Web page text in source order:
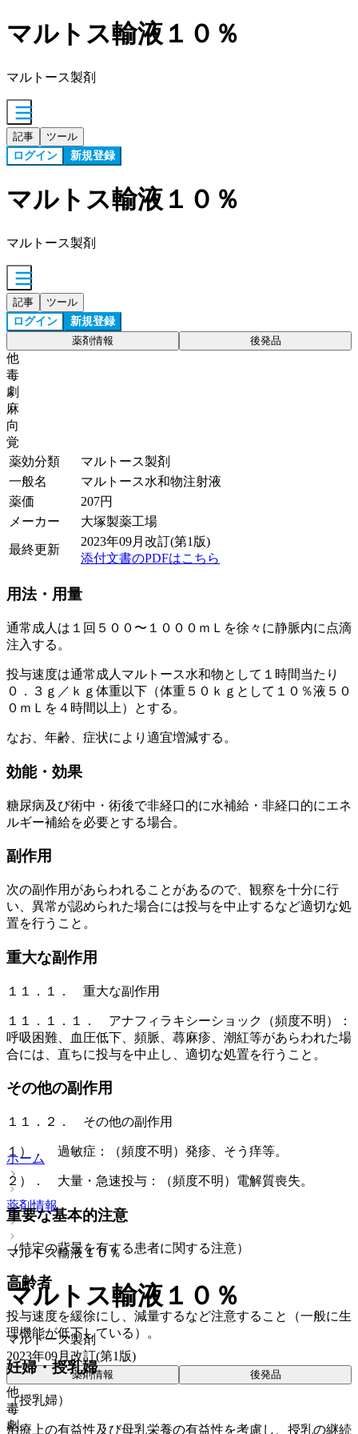
マルトス輸液１０％
マルトース製剤
記事 ツール
ログイン 新規登録
マルトス輸液１０％
マルトース製剤
記事 ツール
ログイン 新規登録
薬剤情報 後発品
他
毒
劇
麻
向
覚
薬効分類
マルトース製剤
一般名
マルトース水和物注射液
薬価
207円
メーカー
大塚製薬工場
最終更新
2023年09月改訂(第1版)
添付文書のPDFはこちら
用法・用量
通常成人は１回５００〜１０００ｍＬを徐々に静脈内に点滴
注入する。
投与速度は通常成人マルトース水和物として１時間当たり
０．３ｇ／ｋｇ体重以下（体重５０ｋｇとして１０％液５０
０ｍＬを４時間以上）とする。
なお、年齢、症状により適宜増減する。
効能・効果
糖尿病及び術中・術後で非経口的に水補給・非経口的にエネ
ルギー補給を必要とする場合。
副作用
次の副作用があらわれることがあるので、観察を十分に行
い、異常が認められた場合には投与を中止するなど適切な処
置を行うこと。
重大な副作用
１１．１． 重大な副作用
１１．１．１． アナフィラキシーショック（頻度不明）：
呼吸困難、血圧低下、頻脈、蕁麻疹、潮紅等があらわれた場
合には、直ちに投与を中止し、適切な処置を行うこと。
その他の副作用
１１．２． その他の副作用
１）． 過敏症：（頻度不明）発疹、そう痒等。
２）． 大量・急速投与：（頻度不明）電解質喪失。
重要な基本的注意
（特定の背景を有する患者に関する注意）
高齢者
投与速度を緩徐にし、減量するなど注意すること（一般に生
理機能が低下している）。
妊婦・授乳婦
（授乳婦）
治療上の有益性及び母乳栄養の有益性を考慮し、授乳の継続
ホーム
薬剤情報
マルトス輸液１０％
マルトス輸液１０％
マルトース製剤
2023年09月改訂(第1版)
薬剤情報 後発品
他
毒
劇